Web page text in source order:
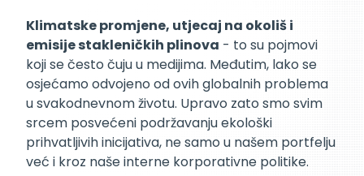
Klimatske promjene, utjecaj na okoliš i
emisije stakleničkih plinova - to su pojmovi
koji se često čuju u medijima. Međutim, lako se
osjećamo odvojeno od ovih globalnih problema
u svakodnevnom životu. Upravo zato smo svim
srcem posvećeni podržavanju ekološki
prihvatljivih inicijativa, ne samo u našem portfelju
već i kroz naše interne korporativne politike.